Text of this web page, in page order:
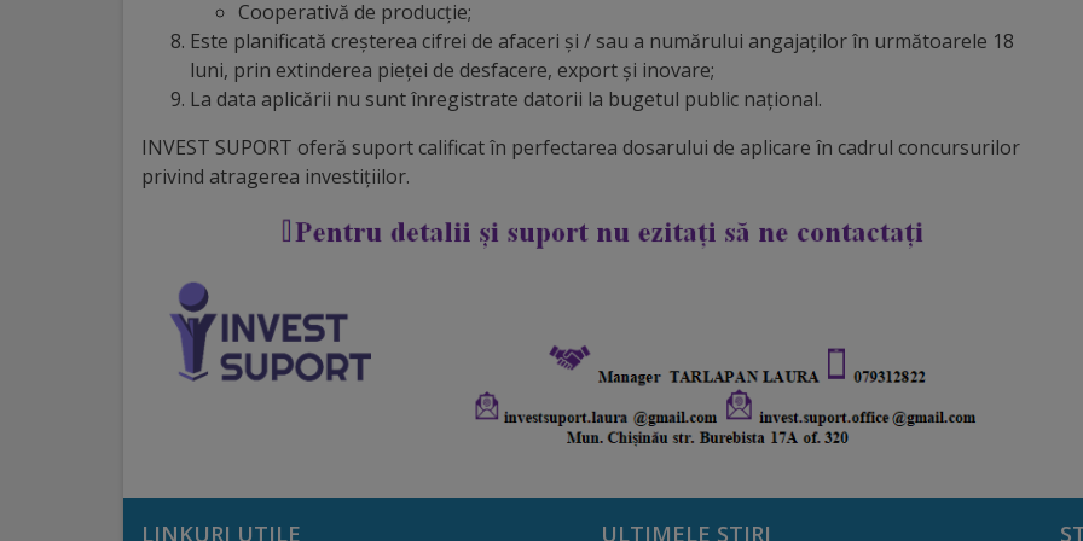
Regulamentul
Integritate
Municipal
Consilieri
Cooperativă de producție;
Este planificată creșterea cifrei de afaceri și / sau a numărului angajaților în următoarele 18
luni, prin extinderea pieței de desfacere, export și inovare;
La data aplicării nu sunt înregistrate datorii la bugetul public național.
INVEST SUPORT oferă suport calificat în perfectarea dosarului de aplicare în cadrul concursurilor
privind atragerea investițiilor.
LINKURI UTILE ULTIMELE ȘTIRI